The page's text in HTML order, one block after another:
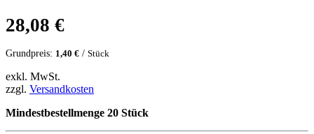
28,08 €
Grundpreis: 1,40 € / Stück
exkl. MwSt.
zzgl. Versandkosten
Mindestbestellmenge 20 Stück